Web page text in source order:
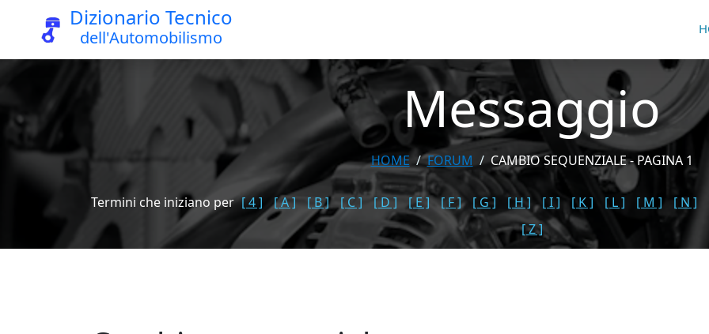
Dizionario Tecnico
dell'Automobilismo
Messaggio
HOME FORUM CAMBIO SEQUENZIALE - PAGINA 1
Termini che iniziano per [ 4 ] [ A ] [ B ] [ C ] [ D ] [ E ] [ F ] [ G ] [ H ] [ I ] [ K ] [ L ] [ M ] [ N ]
[ Z ]